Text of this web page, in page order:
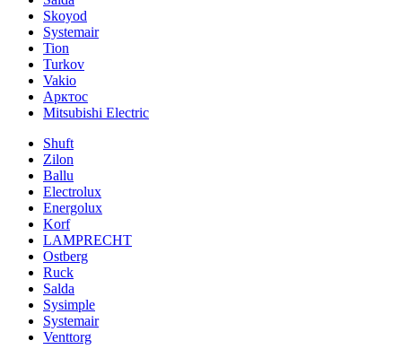
Skoyod
Systemair
Tion
Turkov
Vakio
Арктос
Mitsubishi Electric
Shuft
Zilon
Ballu
Electrolux
Energolux
Korf
LAMPRECHT
Ostberg
Ruck
Salda
Sysimple
Systemair
Venttorg